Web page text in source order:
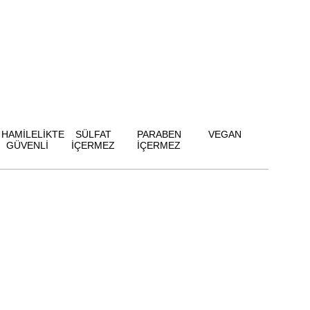
HAMİLELİKTE
GÜVENLİ
SÜLFAT
İÇERMEZ
PARABEN
İÇERMEZ
VEGAN